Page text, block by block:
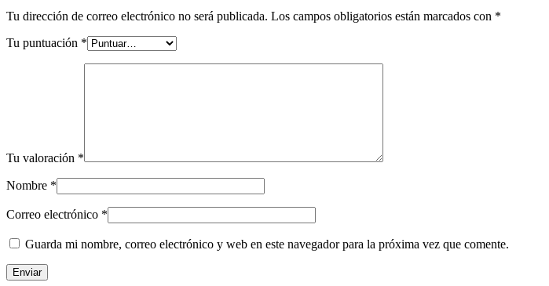
Tu dirección de correo electrónico no será publicada. Los campos obligatorios están marcados con *
Tu puntuación *
Tu valoración *
Nombre *
Correo electrónico *
Guarda mi nombre, correo electrónico y web en este navegador para la próxima vez que comente.